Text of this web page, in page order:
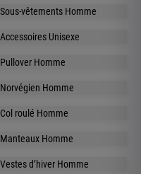
VESTE SOFTSHELL
HOMME
VESTES SPORT
HOMME
SOUS-VÊTEMENTS
UNISEXE
SACS &
ACCESSOIRES
HOMME
PULLOVER
HOMME
NORVÉGIEN
HOMME
COL ROULÉ
HOMME